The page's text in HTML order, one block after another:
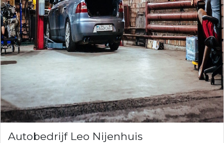
Autobedrijf Leo Nijenhuis